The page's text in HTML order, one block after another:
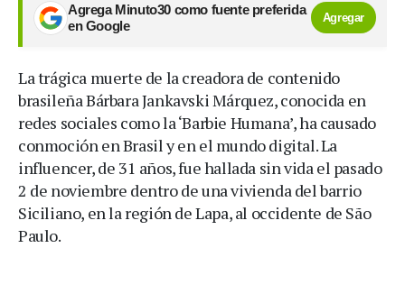
Agrega Minuto30 como fuente preferida
en Google
Agregar
La trágica muerte de la creadora de contenido
brasileña Bárbara Jankavski Márquez, conocida en
redes sociales como la ‘Barbie Humana’, ha causado
conmoción en Brasil y en el mundo digital. La
influencer, de 31 años, fue hallada sin vida el pasado
2 de noviembre dentro de una vivienda del barrio
Siciliano, en la región de Lapa, al occidente de São
Paulo.